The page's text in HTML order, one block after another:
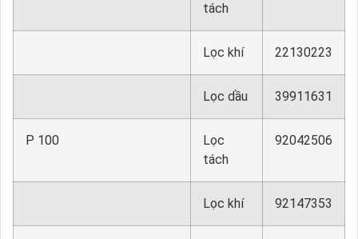
tách
Lọc khí 22130223
Lọc dầu 39911631
P 100
Lọc
tách
92042506
Lọc khí 92147353